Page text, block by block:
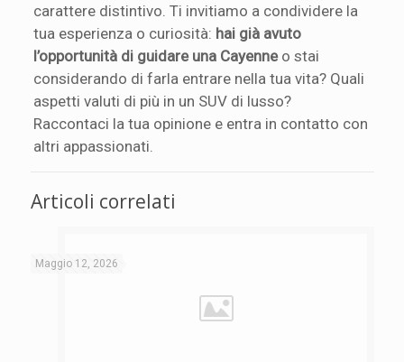
carattere distintivo. Ti invitiamo a condividere la
tua esperienza o curiosità: hai già avuto
l’opportunità di guidare una Cayenneo stai
considerando di farla entrare nella tua vita? Quali
aspetti valuti di più in un SUV di lusso?
Raccontaci la tua opinione e entra in contatto con
altri appassionati.
Articoli correlati
Maggio 12, 2026